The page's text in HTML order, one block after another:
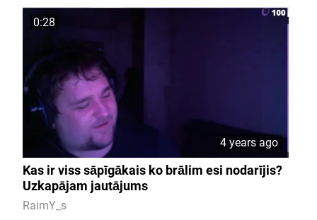
0:28
4 years ago
Kas ir viss sāpīgākais ko brālim esi nodarījis?
Uzkapājam jautājums
RaimY_s